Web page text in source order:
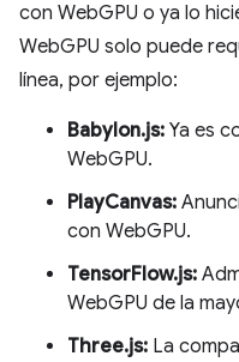
con WebGPU o ya lo
WebGPU solo puede
línea, por ejemplo:
Babylon.js: Ya es
WebGPU.
PlayCanvas:
con WebGPU.
TensorFlow.js:
WebGPU de la
Three.js: La